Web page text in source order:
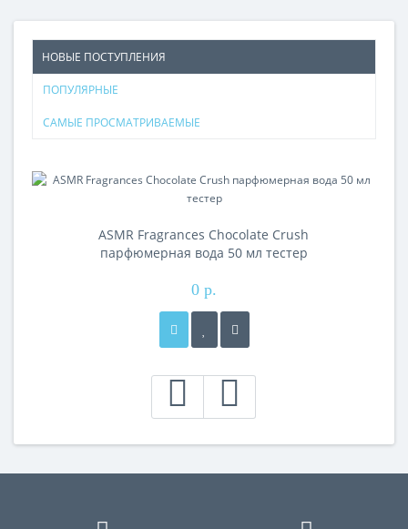
НОВЫЕ ПОСТУПЛЕНИЯ
ПОПУЛЯРНЫЕ
САМЫЕ ПРОСМАТРИВАЕМЫЕ
ASMR Fragrances Chocolate Crush
парфюмерная вода 50 мл тестер
0 р.